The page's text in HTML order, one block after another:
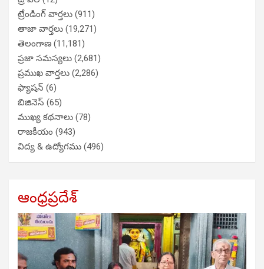
ట్రేండింగ్ వార్తలు (911)
తాజా వార్తలు (19,271)
తెలంగాణ (11,181)
ప్రజా సమస్యలు (2,681)
ప్రముఖ వార్తలు (2,286)
ఫ్యాషన్ (6)
బిజినెస్ (65)
ముఖ్య కథనాలు (78)
రాజకీయం (943)
విద్య & ఉద్యోగము (496)
ఆంధ్రప్రదేశ్